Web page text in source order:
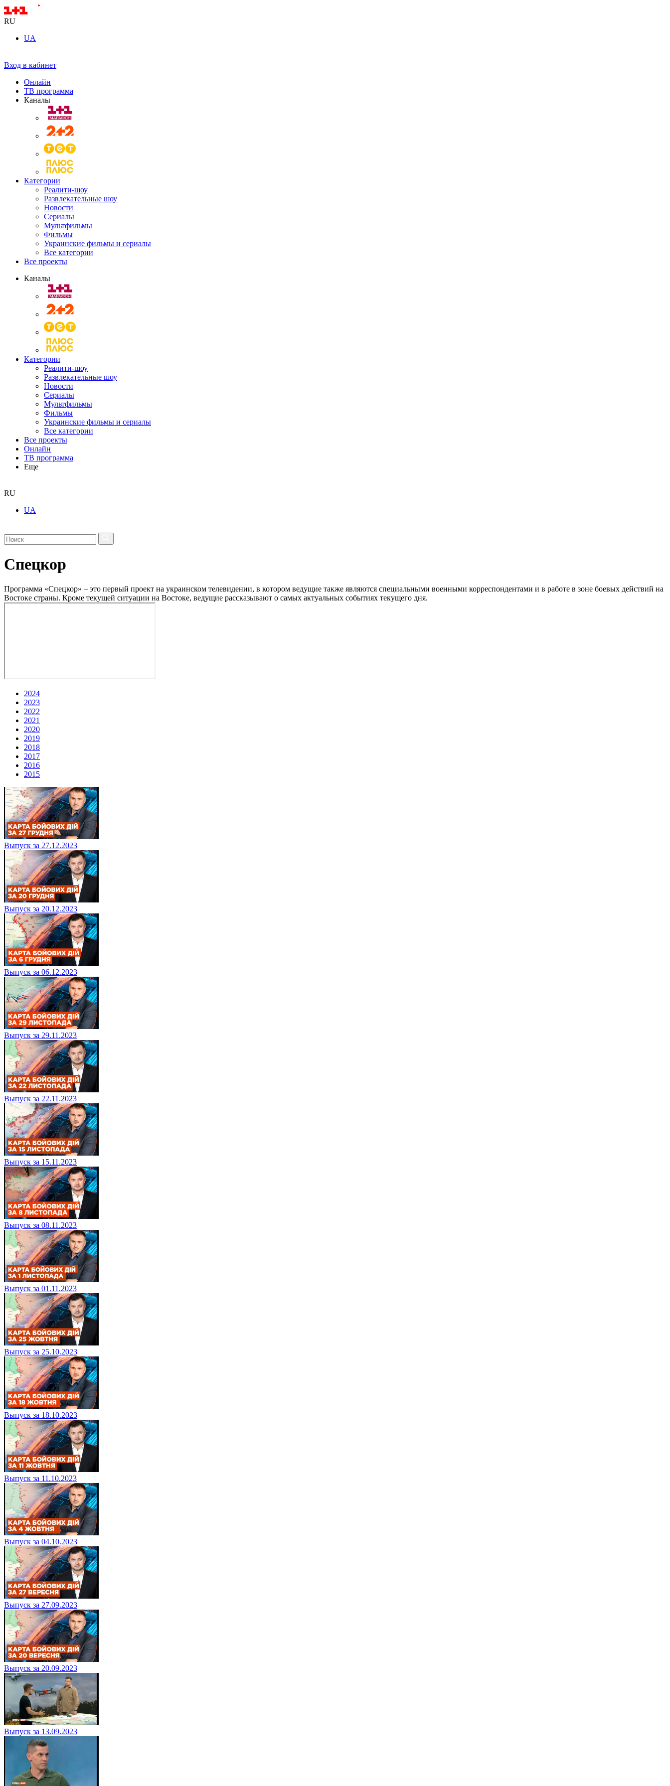
RU
UA
Вход в кабинет
Онлайн
ТВ программа
Каналы
Категории
Реалити-шоу
Развлекательные шоу
Новости
Сериалы
Мультфильмы
Фильмы
Украинские фильмы и сериалы
Все категории
Все проекты
Каналы
Категории
Реалити-шоу
Развлекательные шоу
Новости
Сериалы
Мультфильмы
Фильмы
Украинские фильмы и сериалы
Все категории
Все проекты
Онлайн
ТВ программа
Еще
RU
UA
Спецкор
Программа «Спецкор» – это первый проект на украинском телевидении, в котором ведущие также являются специальными военными корреспондентами и в работе в зоне боевых действий на
Востоке страны. Кроме текущей ситуации на Востоке, ведущие рассказывают о самых актуальных событиях текущего дня.
2024
2023
2022
2021
2020
2019
2018
2017
2016
2015
Выпуск за 27.12.2023
Выпуск за 20.12.2023
Выпуск за 06.12.2023
Выпуск за 29.11.2023
Выпуск за 22.11.2023
Выпуск за 15.11.2023
Выпуск за 08.11.2023
Выпуск за 01.11.2023
Выпуск за 25.10.2023
Выпуск за 18.10.2023
Выпуск за 11.10.2023
Выпуск за 04.10.2023
Выпуск за 27.09.2023
Выпуск за 20.09.2023
Выпуск за 13.09.2023